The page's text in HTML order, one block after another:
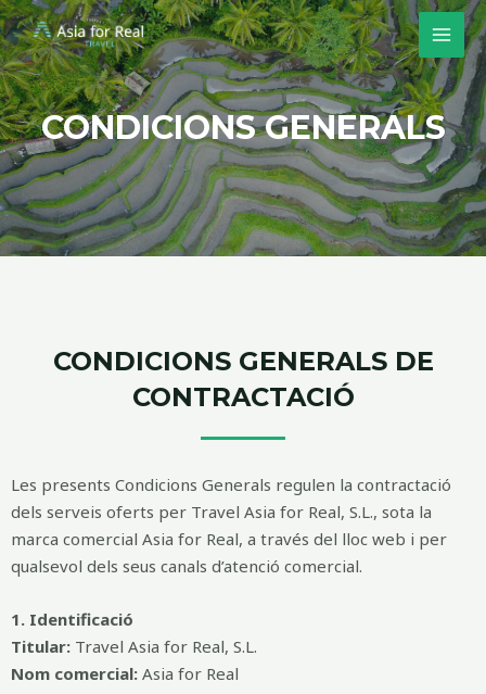
CONDICIONS GENERALS
CONDICIONS GENERALS DE
CONTRACTACIÓ
Les presents Condicions Generals regulen la contractació
dels serveis oferts per Travel Asia for Real, S.L., sota la
marca comercial Asia for Real, a través del lloc web i per
qualsevol dels seus canals d’atenció comercial.
1. Identificació
Titular: Travel Asia for Real, S.L.
Nom comercial: Asia for Real